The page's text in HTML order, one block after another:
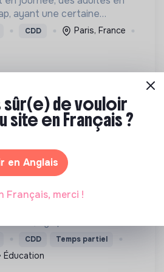
ayant une certaine
proposer des activités
à leurs rythmes et à leur
CDD
Paris, France
TECHNOLOGIE SOCIÉTÉ
scientifique
des connaissances
de l'esprit critique.
CDD Temps partiel
Éducation
sûr(e) de vouloir
site en Français ?
en Anglais
Français, merci !